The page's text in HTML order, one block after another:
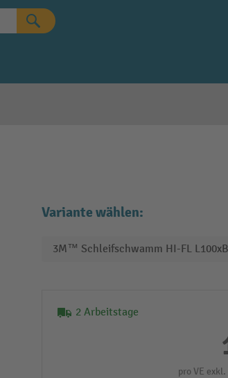
Variante wählen:
2 Arbeitstage
pro VE